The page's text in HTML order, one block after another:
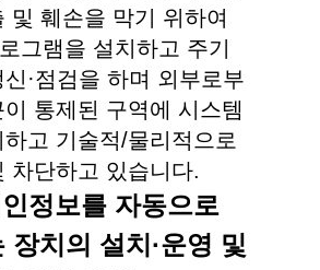
및 훼손을 막기 위하여
그램을 설치하고 주기
·점검을 하며 외부로부
이 통제된 구역에 시스템
고 기술적/물리적으로
차단하고 있습니다.
정보를 자동으로
장치의 설치·운영 및